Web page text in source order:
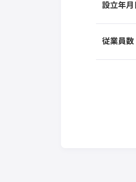
設立年月
従業員数